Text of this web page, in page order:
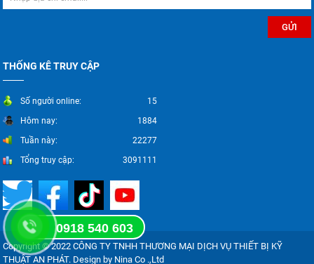
THỐNG KÊ TRUY CẬP
Số người online:
15
Hôm nay:
1884
Tuần này:
22277
Tổng truy cập:
3091111
Copyright © 2022 CÔNG TY TNHH THƯƠNG MẠI DỊCH VỤ THIẾT BỊ KỸ
THUẬT AN PHÁT. Design by Nina Co .,Ltd
0918 540 603